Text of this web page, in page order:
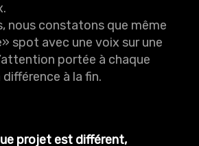
nous constatons que même
spot avec une voix sur une
portée à chaque
à la fin.
projet est différent,